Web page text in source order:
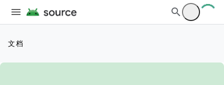
文档